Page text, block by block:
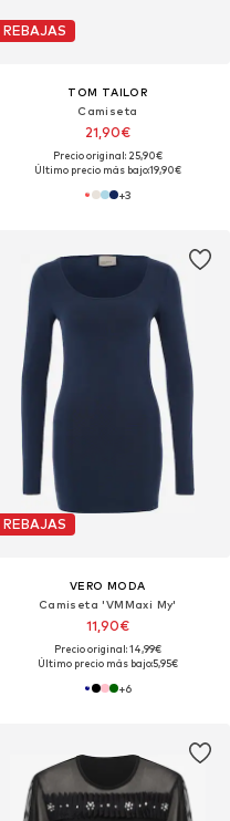
REBAJAS
TOM TAILOR
Camiseta
21,90€
Precio original: 25,90€
Último precio más bajo:19,90€
+3
REBAJAS
VERO MODA
Camiseta 'VMMaxi My'
11,90€
Precio original: 14,99€
Último precio más bajo:5,95€
+6